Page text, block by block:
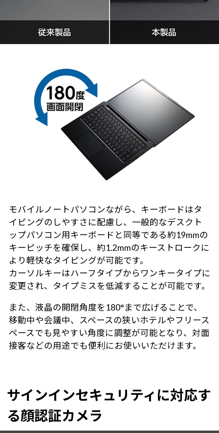
モバイルノートパソコンながら、キーボードはタ
イピングのしやすさに配慮し、一般的なデスクト
ップパソコン用キーボードと同等である約19mmの
キーピッチを確保し、約1.2mmのキーストロークに
より軽快なタイピングが可能です。
カーソルキーはハーフタイプからワンキータイプに
変更され、タイプミスを低減することが可能です。
また、液晶の開閉角度を180°まで広げることで、
移動中や会議中、スペースの狭いホテルやフリース
ペースでも見やすい角度に調整が可能となり、対面
接客などの用途でも便利にお使いいただけます。
サインインセキュリティに対応す
る顔認証カメラ